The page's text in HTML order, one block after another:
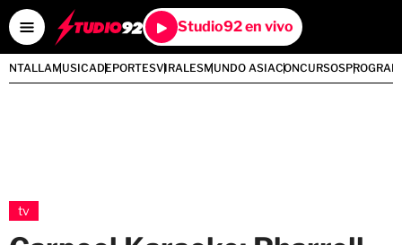
Studio92 en vivo
MUSICADEPORTESVIRALESMUNDO ASIACONCURSOS
tv